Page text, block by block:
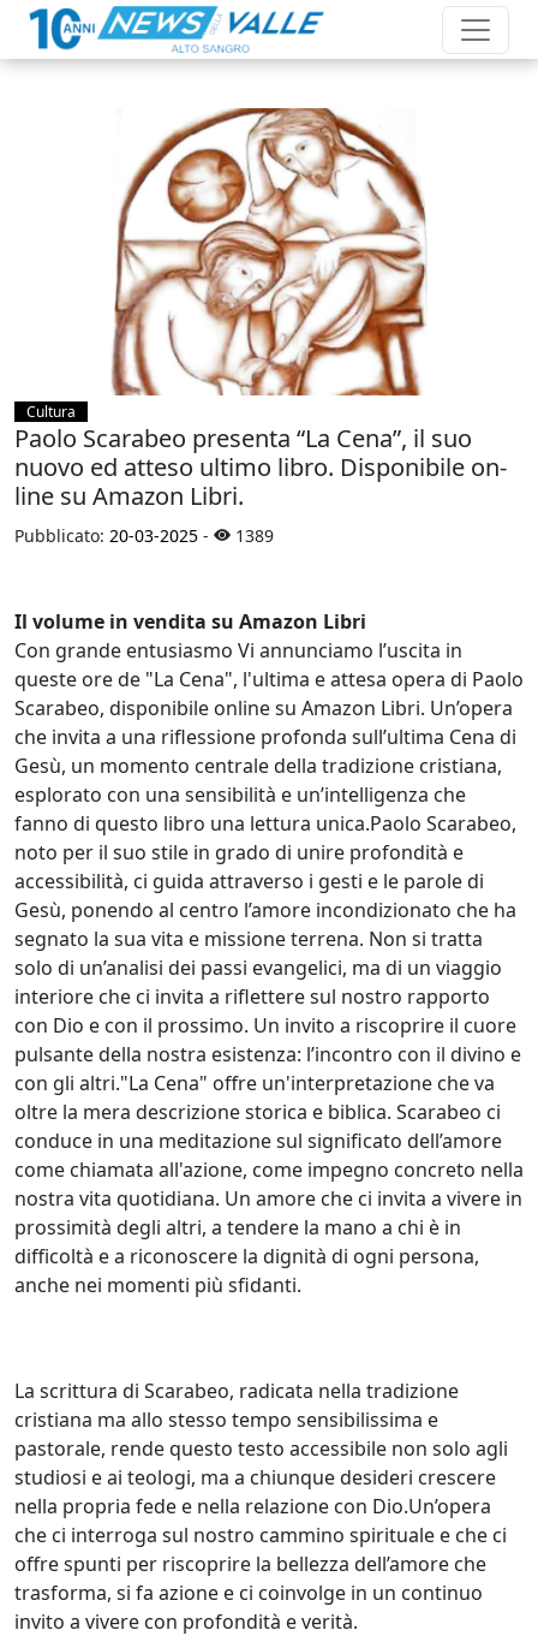
Cultura
Paolo Scarabeo presenta “La Cena”, il suo
nuovo ed atteso ultimo libro. Disponibile on-
line su Amazon Libri.
Pubblicato: 20-03-2025 - 1389
Il volume in vendita su Amazon Libri
Con grande entusiasmo Vi annunciamo l’uscita in
queste ore de "La Cena", l'ultima e attesa opera di Paolo
Scarabeo, disponibile online su Amazon Libri. Un’opera
che invita a una riflessione profonda sull’ultima Cena di
Gesù, un momento centrale della tradizione cristiana,
esplorato con una sensibilità e un’intelligenza che
fanno di questo libro una lettura unica.Paolo Scarabeo,
noto per il suo stile in grado di unire profondità e
accessibilità, ci guida attraverso i gesti e le parole di
Gesù, ponendo al centro l’amore incondizionato che ha
segnato la sua vita e missione terrena. Non si tratta
solo di un’analisi dei passi evangelici, ma di un viaggio
interiore che ci invita a riflettere sul nostro rapporto
con Dio e con il prossimo. Un invito a riscoprire il cuore
pulsante della nostra esistenza: l’incontro con il divino e
con gli altri."La Cena" offre un'interpretazione che va
oltre la mera descrizione storica e biblica. Scarabeo ci
conduce in una meditazione sul significato dell’amore
come chiamata all'azione, come impegno concreto nella
nostra vita quotidiana. Un amore che ci invita a vivere in
prossimità degli altri, a tendere la mano a chi è in
difficoltà e a riconoscere la dignità di ogni persona,
anche nei momenti più sfidanti.
La scrittura di Scarabeo, radicata nella tradizione
cristiana ma allo stesso tempo sensibilissima e
pastorale, rende questo testo accessibile non solo agli
studiosi e ai teologi, ma a chiunque desideri crescere
nella propria fede e nella relazione con Dio.Un’opera
che ci interroga sul nostro cammino spirituale e che ci
offre spunti per riscoprire la bellezza dell’amore che
trasforma, si fa azione e ci coinvolge in un continuo
invito a vivere con profondità e verità.